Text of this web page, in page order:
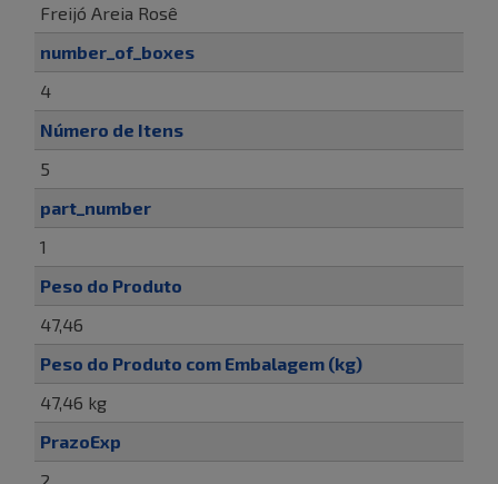
Freijó Areia Rosê
number_of_boxes
4
Número de Itens
5
part_number
1
Peso do Produto
47,46
Peso do Produto com Embalagem (kg)
47,46 kg
PrazoExp